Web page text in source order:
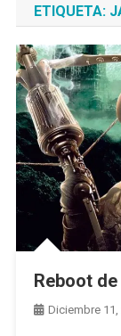
ETIQUETA:
Reboot de
Diciembre 11,